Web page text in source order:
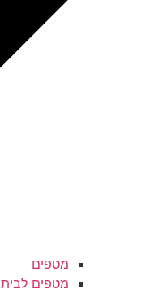
מטפים
מטפים לבית